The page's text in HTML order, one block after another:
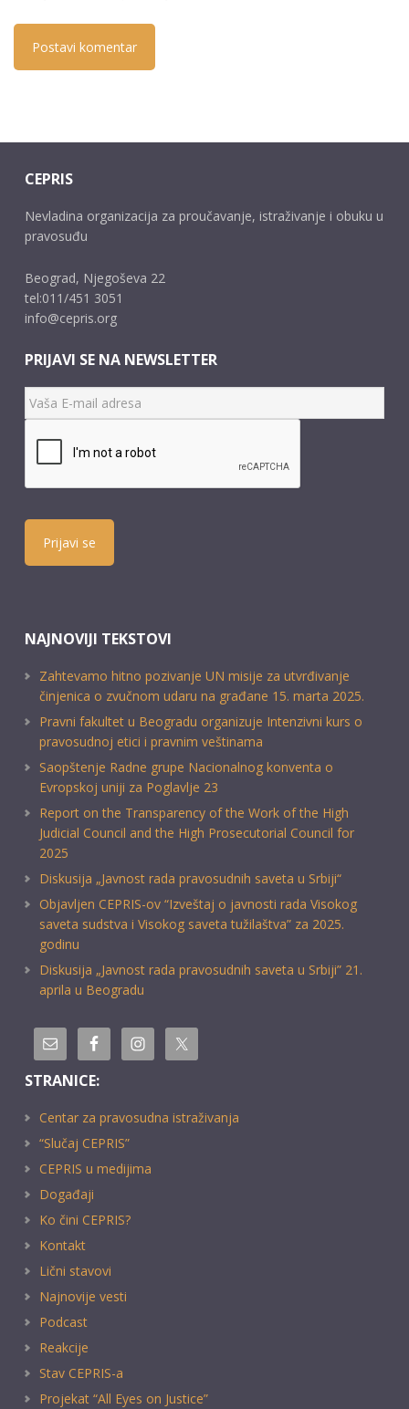
CEPRIS
Nevladina organizacija za proučavanje, istraživanje i obuku u
pravosuđu
Beograd, Njegoševa 22
tel:011/451 3051
info@cepris.org
PRIJAVI SE NA NEWSLETTER
Prijavi se
NAJNOVIJI TEKSTOVI
Zahtevamo hitno pozivanje UN misije za utvrđivanje
činjenica o zvučnom udaru na građane 15. marta 2025.
Pravni fakultet u Beogradu organizuje Intenzivni kurs o
pravosudnoj etici i pravnim veštinama
Saopštenje Radne grupe Nacionalnog konventa o
Evropskoj uniji za Poglavlje 23
Report on the Transparency of the Work of the High
Judicial Council and the High Prosecutorial Council for
2025
Diskusija „Javnost rada pravosudnih saveta u Srbiji“
Objavljen CEPRIS-ov “Izveštaj o javnosti rada Visokog
saveta sudstva i Visokog saveta tužilaštva” za 2025.
godinu
Diskusija „Javnost rada pravosudnih saveta u Srbiji” 21.
aprila u Beogradu
STRANICE:
Centar za pravosudna istraživanja
“Slučaj CEPRIS”
CEPRIS u medijima
Događaji
Ko čini CEPRIS?
Kontakt
Lični stavovi
Najnovije vesti
Podcast
Reakcije
Stav CEPRIS-a
Projekat “All Eyes on Justice”